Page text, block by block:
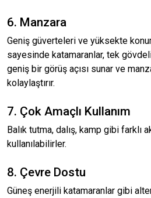
6. Manzara
Geniş güverteleri ve yüksekte
sayesinde katamaranlar, tek
geniş bir görüş açısı sunar ve
kolaylaştırır.
7. Çok Amaçlı Kullanım
Balık tutma, dalış, kamp gibi farklı
kullanılabilirler.
8. Çevre Dostu
Güneş enerjili katamaranlar gibi